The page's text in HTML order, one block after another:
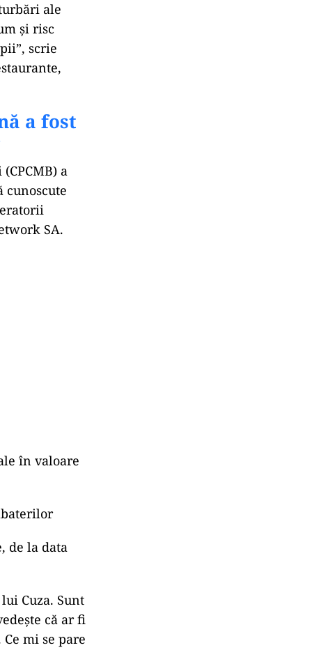
ale
și risc
scrie
a fost
a
cunoscute
SA.
în valoare
de la data
Cuza. Sunt
că ar fi
mi se pare